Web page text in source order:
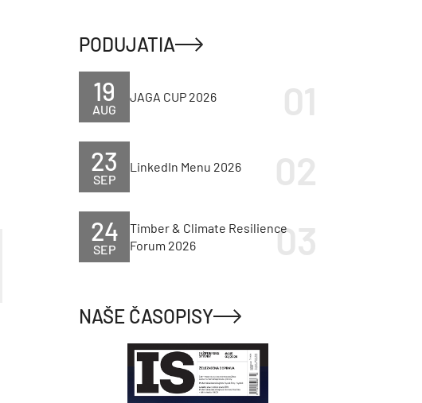
PODUJATIA
AUG
19 JAGA CUP 2026
SEP
23 LinkedIn Menu 2026
SEP
24
Timber & Climate Resilience
Forum 2026
NAŠE ČASOPISY